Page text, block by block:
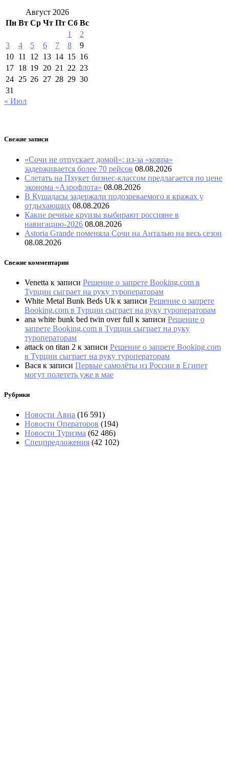
Август 2026
Пн Вт Ср Чт Пт Сб Вс
1
2
3
4 5 6 7 8
9
10 11 12 13 14 15 16
17 18 19 20 21 22 23
24 25 26 27 28 29 30
31
« Июл
Свежие записи
«Сочи не отпускает домой»: из-за «ковра»
задерживается более 70 рейсов 08.08.2026
Слетать на Пхукет бизнес-классом предлагается по цене
эконома «Аэрофлота» 08.08.2026
В Кушадасы задержали подозреваемого в кражах у
отдыхающих 08.08.2026
Какие речные круизы выбирают россияне в
навигацию-2026 08.08.2026
Astoria Grande поменяла Сочи на Анталью на весь сезон
08.08.2026
Свежие комментарии
Venetta к записи Решение о запрете Booking.com в
Турции сыграет на руку туроператорам
White Metal Bunk Beds Uk к записи Решение о запрете
Booking.com в Турции сыграет на руку туроператорам
ana white bunk bed twin over full к записи Решение о
запрете Booking.com в Турции сыграет на руку
туроператорам
attack on titan 2 к записи Решение о запрете Booking.com
в Турции сыграет на руку туроператорам
Вася к записи Первые самолёты из России в Египет
могут полететь уже в мае
Рубрики
Новости Авиа (16 591)
Новости Операторов (194)
Новости Туризма (62 486)
Спецпредложения (42 102)